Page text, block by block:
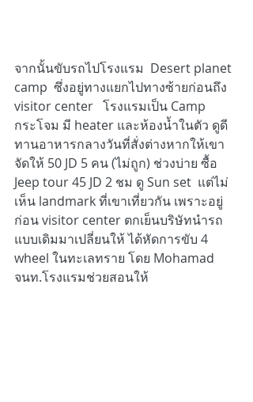
จากนั้นขับรถไปโรงแรม  Desert planet
camp  ซึ่งอยู่ทางแยกไปทางซ้ายก่อนถึง
visitor center   โรงแรมเป็น Camp
กระโจม มี heater และห้องน้ำในตัว ดูดี
ทานอาหารกลางวันที่สั่งต่างหากให้เขา
จัดให้ 50 JD 5 คน (ไม่ถูก) ช่วงบ่าย ซื้อ
Jeep tour 45 JD 2 ชม ดู Sun set  แต่ไม่
เห็น landmark ที่เขาเที่ยวกัน เพราะอยู่
ก่อน visitor center ตกเย็นบริษัทนำรถ
แบบเดิมมาเปลี่ยนให้ ได้หัดการขับ 4
wheel ในทะเลทราย โดย Mohamad
จนท.โรงแรมช่วยสอนให้